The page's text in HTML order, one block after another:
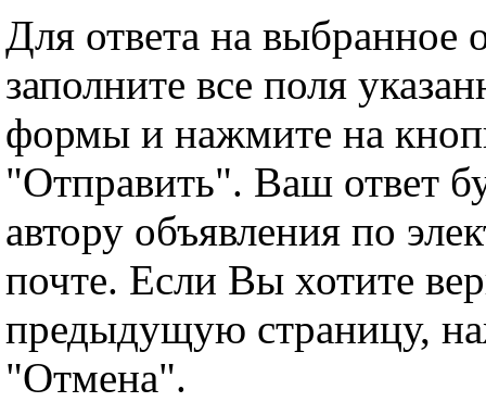
Для ответа на выбранное
заполните все поля
формы и нажмите на
"Отправить". Ваш ответ
автору объявления по
почте. Если Вы хотите
предыдущую страницу,
"Отмена".